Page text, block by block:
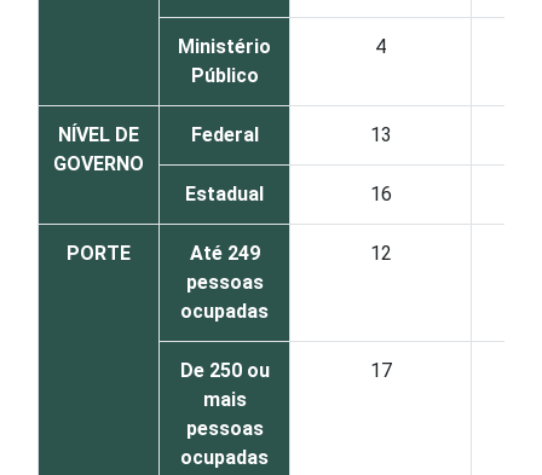
Ministério
Público
4
NÍVEL DE
GOVERNO
Federal 13
Estadual 16
PORTE
Até 249
pessoas
ocupadas
12
De 250 ou
mais
pessoas
ocupadas
17